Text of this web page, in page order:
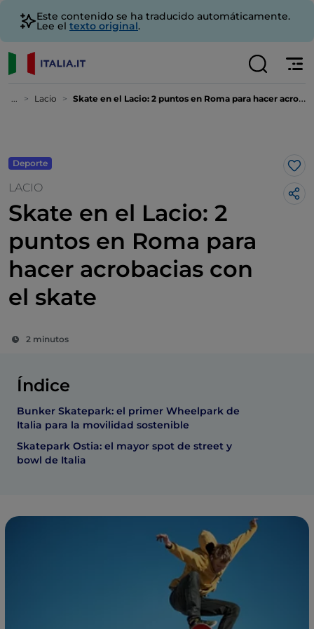
Este contenido se ha traducido automáticamente.
Lee el texto original.
... Lacio Skate en el Lacio: 2 puntos en Roma para hacer acrobacias con el skate
Deporte
LACIO
Skate en el Lacio: 2
puntos en Roma para
hacer acrobacias con
el skate
2 minutos
Me
Índice
Bunker Skatepark: el primer Wheelpark de
Italia para la movilidad sostenible
Skatepark Ostia: el mayor spot de street y
bowl de Italia